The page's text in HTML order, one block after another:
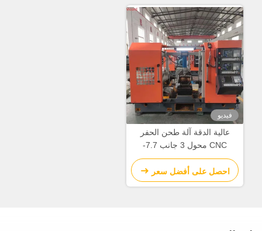
فيديو
عالية الدقة آلة طحن الحفر
CNC محول 3 جانب 7.7-
15N.M محرك الخدمة
احصل على أفضل سعر